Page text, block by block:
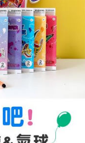
人之同意方可使用
失，本公司不負相關責
之用戶狀況，依本公司即
形，本公司將視審查結果
若發現惡意使用之情形，